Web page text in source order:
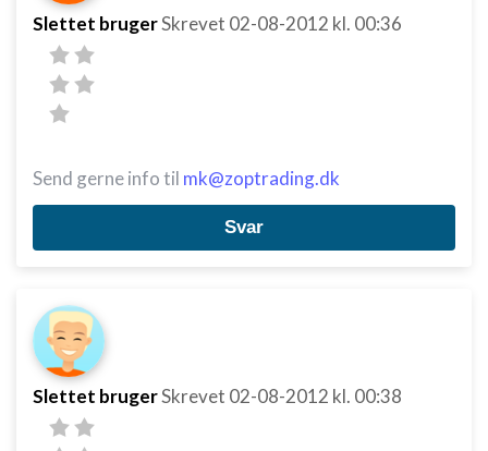
Slettet brugerSkrevet 02-08-2012 kl. 00:36
Send gerne info til mk@zoptrading.dk
Svar
Slettet brugerSkrevet 02-08-2012 kl. 00:38